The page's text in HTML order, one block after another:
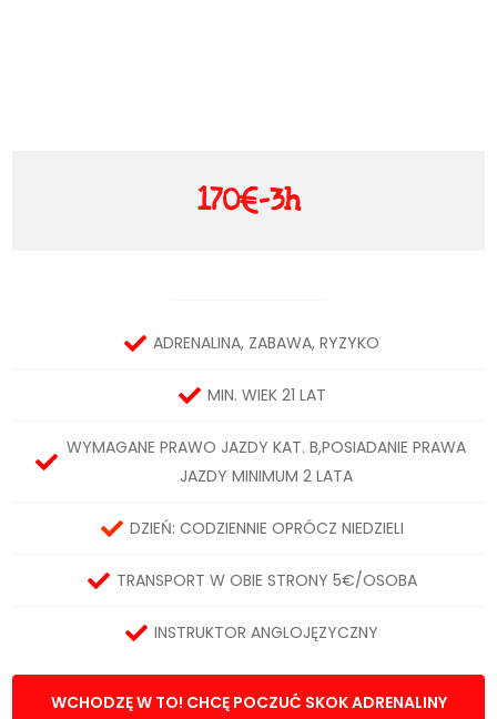
170€-3h
ADRENALINA, ZABAWA, RYZYKO
MIN. WIEK 21 LAT
WYMAGANE PRAWO JAZDY KAT. B,POSIADANIE PRAWA
JAZDY MINIMUM 2 LATA
DZIEŃ: CODZIENNIE OPRÓCZ NIEDZIELI
TRANSPORT W OBIE STRONY 5€/OSOBA
INSTRUKTOR ANGLOJĘZYCZNY
WCHODZĘ W TO! CHCĘ POCZUĆ SKOK ADRENALINY